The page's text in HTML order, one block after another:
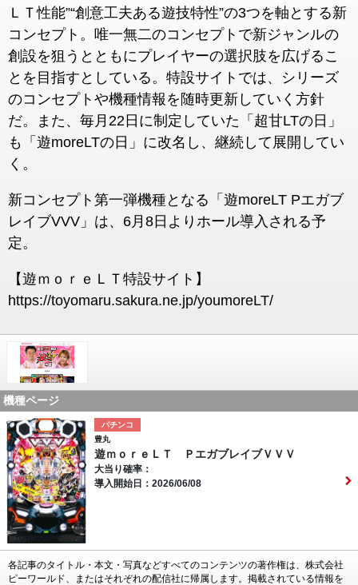
ＬＴ性能”“創意工夫ある遊技特性”の3つを軸とする新
コンセプト。唯一無二のコンセプトで新ジャンルの
創設を狙うとともにプレイヤーの選択肢を広げるこ
とを目指すとしている。特設サイトでは、シリーズ
のコンセプトや機種情報を随時更新していく方針
だ。また、毎月22日に制定していた「超甘LTの日」
も「遊moreLTの日」に改名し、継続して展開してい
く。
新コンセプト第一弾機種となる「遊moreLT Pエガブ
レイブVVV」は、6月8日よりホール導入される予
定。
【遊ｍｏｒｅＬＴ特設サイト】
https://toyomaru.sakura.ne.jp/youmoreLT/
機種ページ
パチンコ
豊丸
遊ｍｏｒｅＬＴ ＰエガブレイブＶＶＶ
大当り確率：
導入開始日：2026/06/08
各記事のタイトル・本文・写真などすべてのコンテンツの著作権は、株式会社
ピーワールド、またはそれぞれの配信社に帰属します。掲載されている情報を